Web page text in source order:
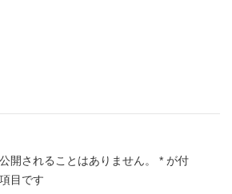
開されることはありません。 * が付
目です